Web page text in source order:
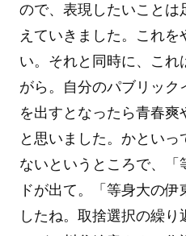
ので、表現したいこと
えていきました。これ
い。それと同時に、こ
がら。自分のパブリック
を出すとなったら青春
と思いました。かとい
ないというところで、
ドが出て。「等身大の
したね。取捨選択の繰